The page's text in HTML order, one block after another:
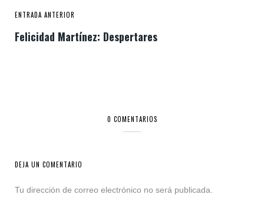
ENTRADA ANTERIOR
Felicidad Martínez: Despertares
0 COMENTARIOS
DEJA UN COMENTARIO
Tu dirección de correo electrónico no será publicada.